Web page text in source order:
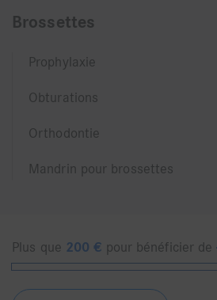
Brossettes
Prophylaxie
Obturations
Orthodontie
Mandrin pour brossettes
Plus que 200 € pour bénéficier de